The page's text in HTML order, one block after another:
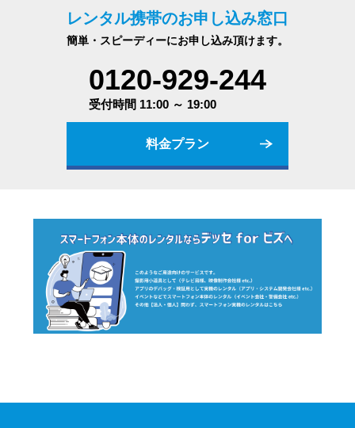
レンタル携帯のお申し込み窓口
簡単・スピーディーにお申し込み頂けます。
0120-929-244
受付時間 11:00 ～ 19:00
料金プラン